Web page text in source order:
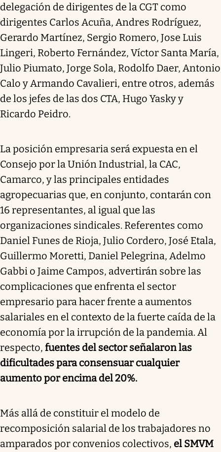
delegación de dirigentes de la CGT como
dirigentes Carlos Acuña, Andres Rodríguez,
Gerardo Martínez, Sergio Romero, Jose Luis
Lingeri, Roberto Fernández, Víctor Santa María,
Julio Piumato, Jorge Sola, Rodolfo Daer, Antonio
Calo y Armando Cavalieri, entre otros, además
de los jefes de las dos CTA, Hugo Yasky y
Ricardo Peidro.
La posición empresaria será expuesta en el
Consejo por la Unión Industrial, la CAC,
Camarco, y las principales entidades
agropecuarias que, en conjunto, contarán con
16 representantes, al igual que las
organizaciones sindicales. Referentes como
Daniel Funes de Rioja, Julio Cordero, José Etala,
Guillermo Moretti, Daniel Pelegrina, Adelmo
Gabbi o Jaime Campos, advertirán sobre las
complicaciones que enfrenta el sector
empresario para hacer frente a aumentos
salariales en el contexto de la fuerte caída de la
economía por la irrupción de la pandemia. Al
respecto, fuentes del sector señalaron las
dificultades para consensuar cualquier
aumento por encima del 20%.
Más allá de constituir el modelo de
recomposición salarial de los trabajadores no
amparados por convenios colectivos, el SMVM